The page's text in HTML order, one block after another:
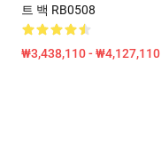
트 백 RB0508
₩3,438,110 - ₩4,127,110